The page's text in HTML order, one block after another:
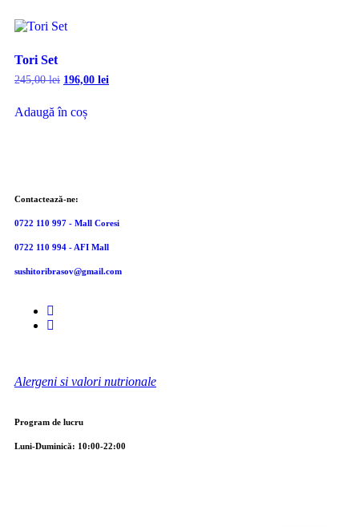
Tori Set
245,00lei 196,00 lei
Adaugă în coș
Contactează-ne:
0722 110 997 - Mall Coresi
0722 110 994 - AFI Mall
sushitoribrasov@gmail.com
Alergeni si valori nutrionale
Program de lucru
Luni-Duminică: 10:00-22:00